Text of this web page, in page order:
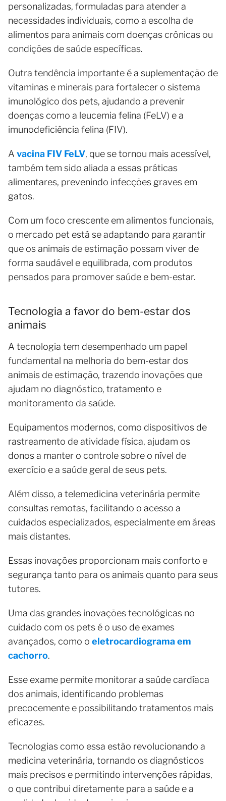
personalizadas, formuladas para atender a
necessidades individuais, como a escolha de
alimentos para animais com doenças crônicas ou
condições de saúde específicas.
Outra tendência importante é a suplementação de
vitaminas e minerais para fortalecer o sistema
imunológico dos pets, ajudando a prevenir
doenças como a leucemia felina (FeLV) e a
imunodeficiência felina (FIV).
A vacina FIV FeLV, que se tornou mais acessível,
também tem sido aliada a essas práticas
alimentares, prevenindo infecções graves em
gatos.
Com um foco crescente em alimentos funcionais,
o mercado pet está se adaptando para garantir
que os animais de estimação possam viver de
forma saudável e equilibrada, com produtos
pensados para promover saúde e bem-estar.
Tecnologia a favor do bem-estar dos
animais
A tecnologia tem desempenhado um papel
fundamental na melhoria do bem-estar dos
animais de estimação, trazendo inovações que
ajudam no diagnóstico, tratamento e
monitoramento da saúde.
Equipamentos modernos, como dispositivos de
rastreamento de atividade física, ajudam os
donos a manter o controle sobre o nível de
exercício e a saúde geral de seus pets.
Além disso, a telemedicina veterinária permite
consultas remotas, facilitando o acesso a
cuidados especializados, especialmente em áreas
mais distantes.
Essas inovações proporcionam mais conforto e
segurança tanto para os animais quanto para seus
tutores.
Uma das grandes inovações tecnológicas no
cuidado com os pets é o uso de exames
avançados, como o eletrocardiograma em
cachorro.
Esse exame permite monitorar a saúde cardíaca
dos animais, identificando problemas
precocemente e possibilitando tratamentos mais
eficazes.
Tecnologias como essa estão revolucionando a
medicina veterinária, tornando os diagnósticos
mais precisos e permitindo intervenções rápidas,
o que contribui diretamente para a saúde e a